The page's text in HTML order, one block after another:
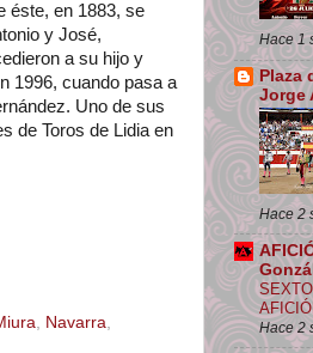
éste, en 1883, se
y José,
a su hijo y
1996, cuando pasa a
Uno de sus
de Toros de Lidia en
Navarra
Hace 1
Plaza
Jorge
Hace 2
Hace 2